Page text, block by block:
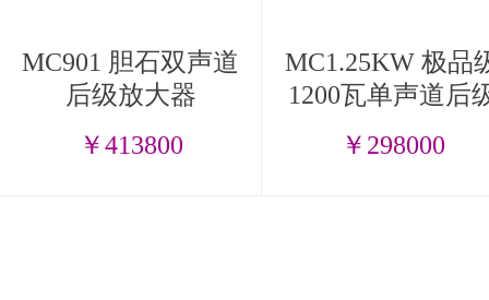
MC901 胆石双声道
后级放大器
￥413800
MC1.25KW 极品
1200瓦单声道后
￥298000